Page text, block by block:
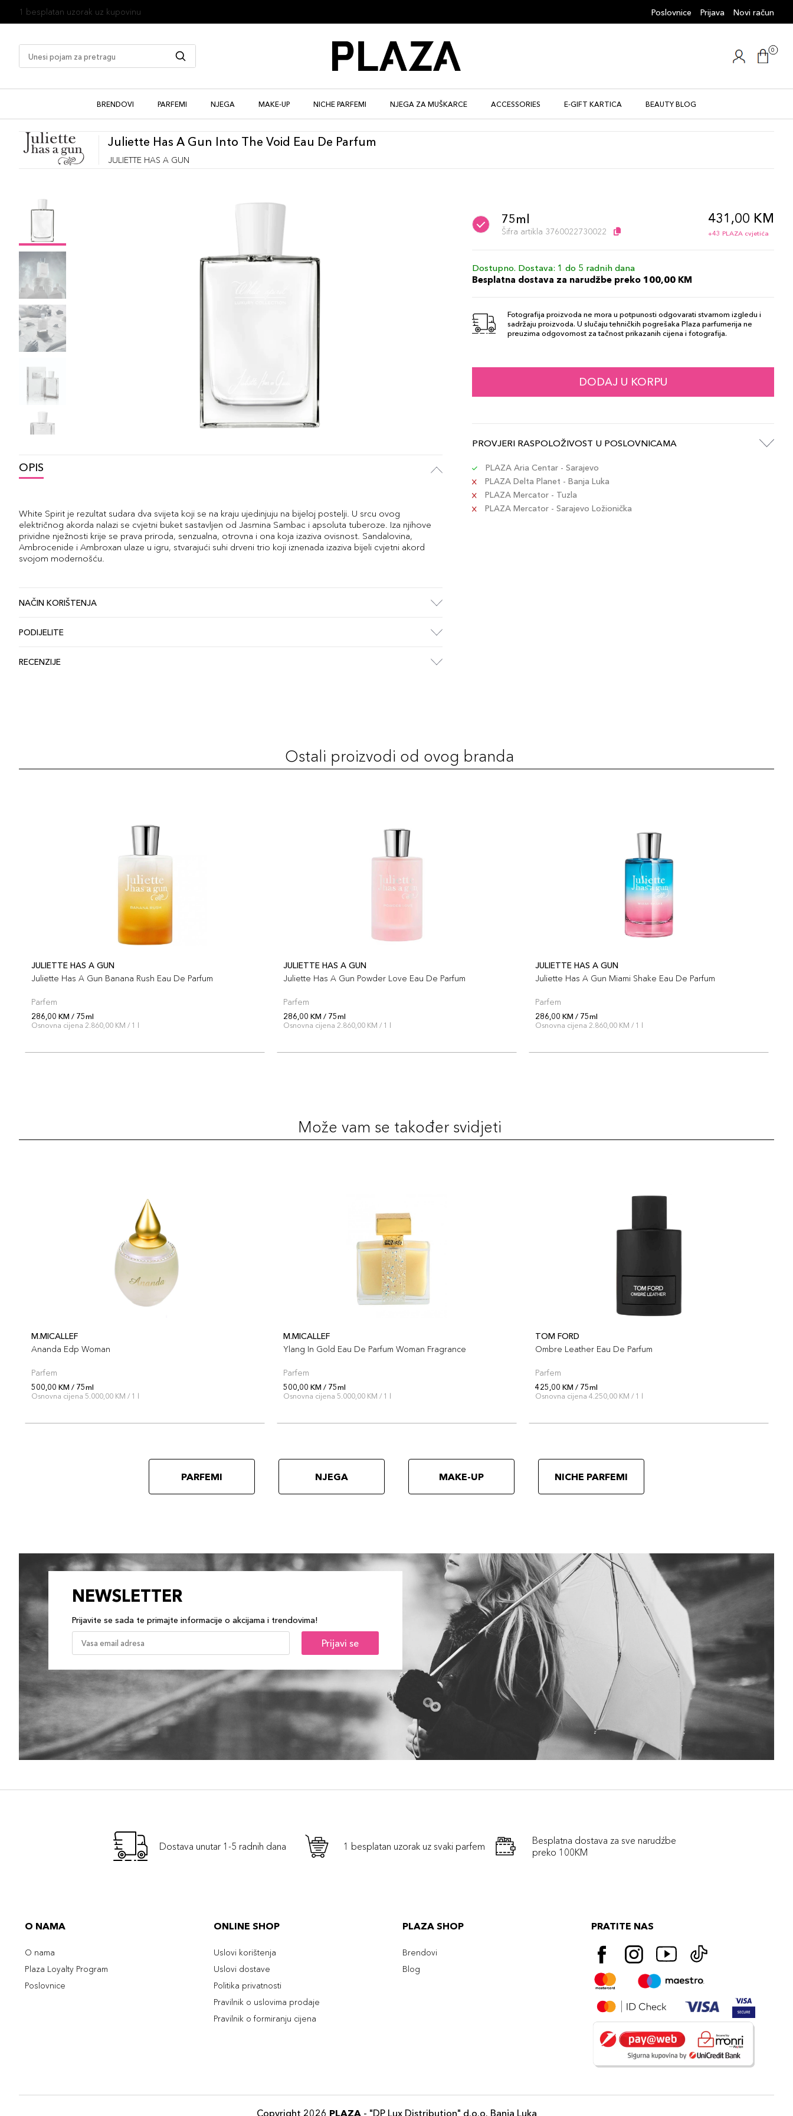
1 besplatan uzorak uz kupovinu Poslovnice Prijava Novi račun
0
BRENDOVI PARFEMI NJEGA MAKE-UP NICHE PARFEMI NJEGA ZA MUŠKARCE ACCESSORIES E-GIFT KARTICA BEAUTY BLOG
Juliette Has A Gun Into The Void Eau De Parfum
JULIETTE HAS A GUN
OPIS
White Spirit je rezultat sudara dva svijeta koji se na kraju ujedinjuju na bijeloj postelji. U srcu ovog
električnog akorda nalazi se cvjetni buket sastavljen od Jasmina Sambac i apsoluta tuberoze. Iza njihove
prividne nježnosti krije se prava priroda, senzualna, otrovna i ona koja izaziva ovisnost. Sandalovina,
Ambrocenide i Ambroxan ulaze u igru, stvarajući suhi drveni trio koji iznenada izaziva bijeli cvjetni akord
svojom modernošću.
NAČIN KORIŠTENJA
PODIJELITE
RECENZIJE
75ml
Šifra artikla 3760022730022
431,00 KM
+43 PLAZA cvjetića
Dostupno. Dostava: 1 do 5 radnih dana
Besplatna dostava za narudžbe preko 100,00 KM
Fotografija proizvoda ne mora u potpunosti odgovarati stvarnom izgledu i
sadržaju proizvoda. U slučaju tehničkih pogrešaka Plaza parfumerija ne
preuzima odgovornost za tačnost prikazanih cijena i fotografija.
DODAJ U KORPU
PROVJERI RASPOLOŽIVOST U POSLOVNICAMA
PLAZA Aria Centar - Sarajevo
PLAZA Delta Planet - Banja Luka
PLAZA Mercator - Tuzla
PLAZA Mercator - Sarajevo Ložionička
Ostali proizvodi od ovog branda
JULIETTE HAS A GUN
Juliette Has A Gun Banana Rush Eau De Parfum
Parfem
286,00 KM / 75ml
Osnovna cijena 2.860,00 KM / 1 l
JULIETTE HAS A GUN
Juliette Has A Gun Powder Love Eau De Parfum
Parfem
286,00 KM / 75ml
Osnovna cijena 2.860,00 KM / 1 l
JULIETTE HAS A GUN
Juliette Has A Gun Miami Shake Eau De Parfum
Parfem
286,00 KM / 75ml
Osnovna cijena 2.860,00 KM / 1 l
Može vam se također svidjeti
M.MICALLEF
Ananda Edp Woman
Parfem
500,00 KM / 75ml
Osnovna cijena 5.000,00 KM / 1 l
M.MICALLEF
Ylang In Gold Eau De Parfum Woman Fragrance
Parfem
500,00 KM / 75ml
Osnovna cijena 5.000,00 KM / 1 l
TOM FORD
Ombre Leather Eau De Parfum
Parfem
425,00 KM / 75ml
Osnovna cijena 4.250,00 KM / 1 l
PARFEMI NJEGA MAKE-UP NICHE PARFEMI
NEWSLETTER
Prijavite se sada te primajte informacije o akcijama i trendovima!
Prijavi se
Dostava unutar 1-5 radnih dana 1 besplatan uzorak uz svaki parfem
Besplatna dostava za sve narudźbe
preko 100KM
O NAMA
O nama
Plaza Loyalty Program
Poslovnice
ONLINE SHOP
Uslovi korištenja
Uslovi dostave
Politika privatnosti
Pravilnik o uslovima prodaje
Pravilnik o formiranju cijena
PLAZA SHOP
Brendovi
Blog
PRATITE NAS
Copyright 2026 PLAZA- "DP Lux Distribution" d.o.o. Banja Luka